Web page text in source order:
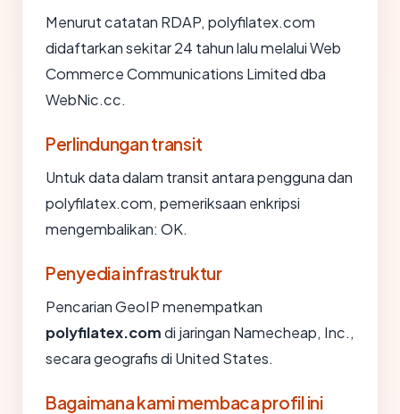
Menurut catatan RDAP, polyfilatex.com
didaftarkan sekitar 24 tahun lalu melalui Web
Commerce Communications Limited dba
WebNic.cc.
Perlindungan transit
Untuk data dalam transit antara pengguna dan
polyfilatex.com, pemeriksaan enkripsi
mengembalikan: OK.
Penyedia infrastruktur
Pencarian GeoIP menempatkan
polyfilatex.comdi jaringan Namecheap, Inc.,
secara geografis di United States.
Bagaimana kami membaca profil ini